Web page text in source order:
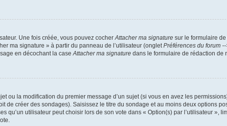
Une fois créée, vous pouvez cocher Attacher ma signature sur le formulaire
ma signature » à partir du panneau de l’utilisateur (onglet Préférences du forum
en décochant la case Attacher ma signature dans le formulaire de rédaction de
ou la modification du premier message d’un sujet (si vous en avez les
de créer des sondages). Saisissez le titre du sondage et au moins deux options
qu’un utilisateur peut choisir lors de son vote dans « Option(s) par l’utilisateur »,